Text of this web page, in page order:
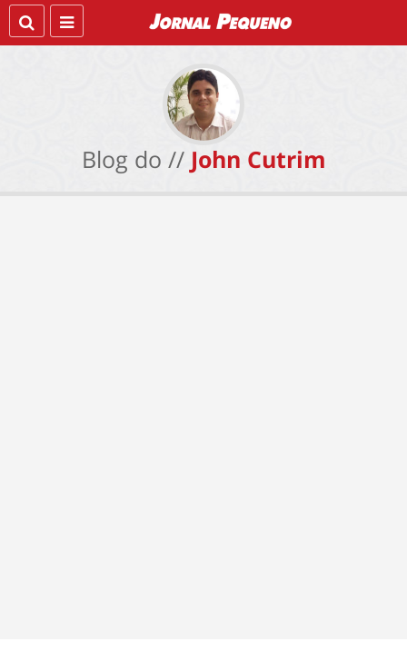
Blog do // John Cutrim